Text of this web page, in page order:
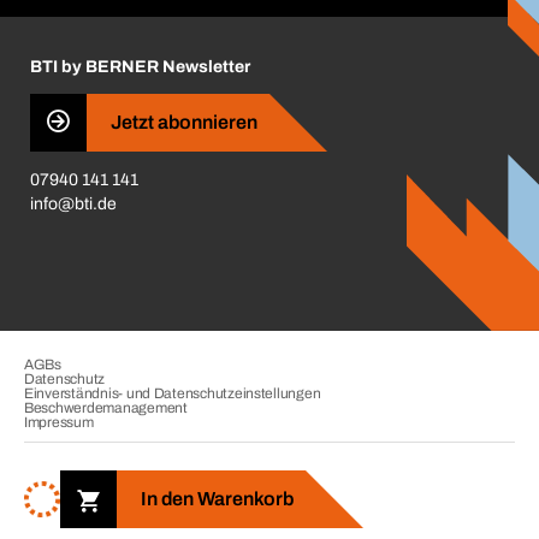
In den Warenkorb
Insektenschutzplaner
Haftungsausschluss
Qualitätsmanagement
Zertifikate
CVV-Liste
BTI by BERNER Newsletter
Jetzt abonnieren
07940 141 141
info@bti.de
Copyright © 2026. BTI Befestigungstechnik GmbH & Co. KG. Alle
Rechte vorbehalten. Verkauf nur an Unternehmer, Gewerbetreibende,
Freiberufler und öffentliche Institutionen.
AGBs
Datenschutz
Einverständnis- und Datenschutzeinstellungen
Beschwerdemanagement
Impressum